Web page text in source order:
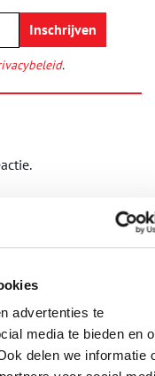
advertenties te
media te bieden en
delen we informatie
.
militair maar een